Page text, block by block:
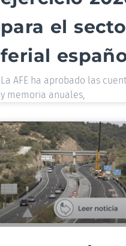
para el
ferial
La AFE ha aprobado las
y memoria anuales,